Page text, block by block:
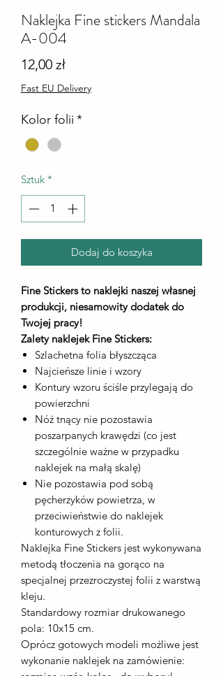
Naklejka Fine stiсkers Mandala
A-004
12,00 złCena
Fast EU Delivery
Kolor folii *
Sztuk *
Dodaj do koszyka
Fine Stickers to naklejki naszej własnej
produkcji, niesamowity dodatek do
Twojej pracy!
Zalety naklejek Fine Stickers:
Szlachetna folia błyszcząca
Najcieńsze linie i wzory
Kontury wzoru ściśle przylegają do
powierzchni
Nóż tnący nie pozostawia
poszarpanych krawędzi (co jest
szczególnie ważne w przypadku
naklejek na małą skalę)
Nie pozostawia pod sobą
pęcherzyków powietrza, w
przeciwieństwie do naklejek
konturowych z folii.
Naklejka Fine Stickers jest wykonywana
metodą tłoczenia na gorąco na
specjalnej przezroczystej folii z warstwą
kleju.
Standardowy rozmiar drukowanego
pola: 10x15 cm.
Oprócz gotowych modeli możliwe jest
wykonanie naklejek na zamówienie: